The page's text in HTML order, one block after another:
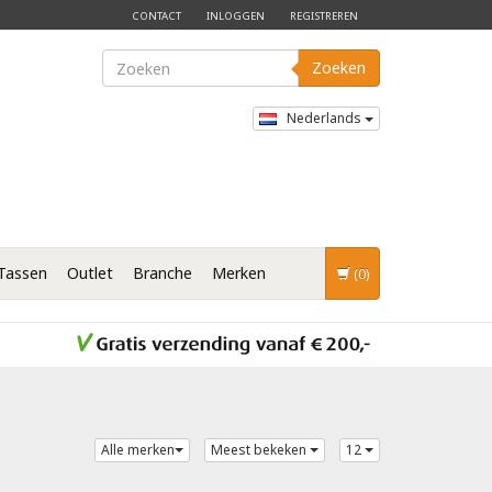
CONTACT INLOGGEN REGISTREREN
Zoeken
Nederlands
Outlet Branche Merken (0)
Alle merken Meest bekeken 12